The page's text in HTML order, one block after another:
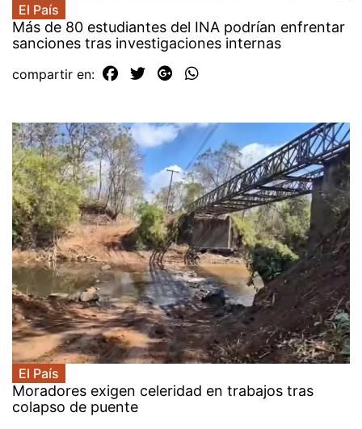
El País
Más de 80 estudiantes del INA podrían enfrentar
sanciones tras investigaciones internas
compartir en:
El País
Moradores exigen celeridad en trabajos tras
colapso de puente